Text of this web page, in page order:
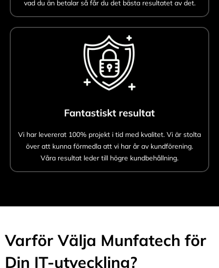
vad du än betalar så får du det bästa resultatet av det.
Fantastiskt resultat
Vi har levererat 100% projekt i tid med kvalitet. Vi är stolta
över att kunna förmedla att vi har år av kundförening.
Våra resultat leder till högre kundbehållning.
Varför Välja Munfatech för
Din IT-utveckling?